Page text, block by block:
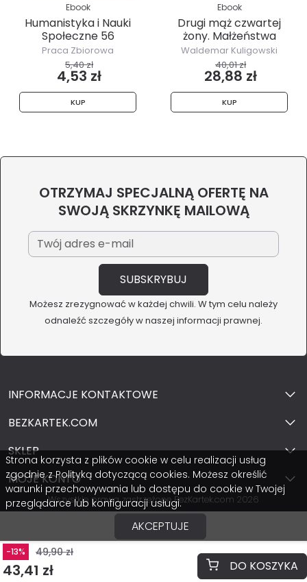
-13% 49,90 zł
43,41 zł DO KOSZYKA
Ebook
Humanistyka i Nauki
Społeczne 56
Praca Zbiorowa
5,40 zł
4,53 zł
KUP
Ebook
Drugi mąż czwartej
żony. Małżeństwa
świata
Waldemar Kuligowski
40,01 zł
28,88 zł
KUP
OTRZYMAJ SPECJALNĄ OFERTĘ NA
SWOJĄ SKRZYNKĘ MAILOWĄ
Możesz zrezygnować w każdej chwili. W tym celu należy
odnaleźć szczegóły w naszej informacji prawnej.
INFORMACJE KONTAKTOWE
BEZKARTEK.COM
SKLEP
MOJE KONTO
Wszystkie prawa zastrzeżone BezKartek.com 2026
Strona korzysta z plików cookie w celu realizacji usług
zgodnie z Polityką dotyczącą cookies. Możesz określić
warunki przechowywania lub dostępu do cookie w Twojej
przeglądarce lub konfiguracji usługi.
AKCEPTUJE